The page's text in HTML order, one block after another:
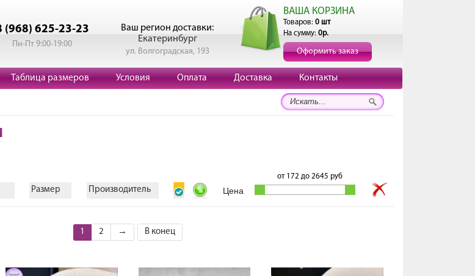
(968) 625-23-23
Пн-Пт 9:00-19:00
Ваш регион доставки:
Екатеринбург
ул. Волгоградская, 193
ВАША КОРЗИНА
Товаров: 0 шт
На сумму: 0р.
Оформить заказ
Таблица размеров Условия Оплата Доставка Контакты
Размер Производитель
от 172 до 2645 руб
1 2 → В конец